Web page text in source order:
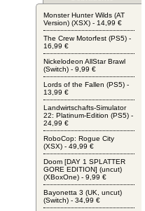
Monster Hunter Wilds (AT
Version) (XSX) - 14,99 €
The Crew Motorfest (PS5) -
16,99 €
Nickelodeon AllStar Brawl
(Switch) - 9,99 €
Lords of the Fallen (PS5) -
13,99 €
Landwirtschafts-Simulator
22: Platinum-Edition (PS5) -
24,99 €
RoboCop: Rogue City
(XSX) - 49,99 €
Doom [DAY 1 SPLATTER
GORE EDITION] (uncut)
(XBoxOne) - 9,99 €
Bayonetta 3 (UK, uncut)
(Switch) - 34,99 €